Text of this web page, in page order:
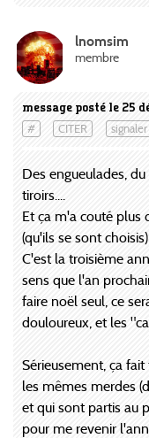
message posté le 25
# CITER signaler
lnomsim
membre
Des engueulades,
tiroirs....
Et ça m'a couté plus
(qu'ils se sont choisis)
C'est la troisième
sens que l'an
faire noël seul, ce
douloureux, et les
Sérieusement, ça
les mêmes merdes
et qui sont partis au
pour me revenir